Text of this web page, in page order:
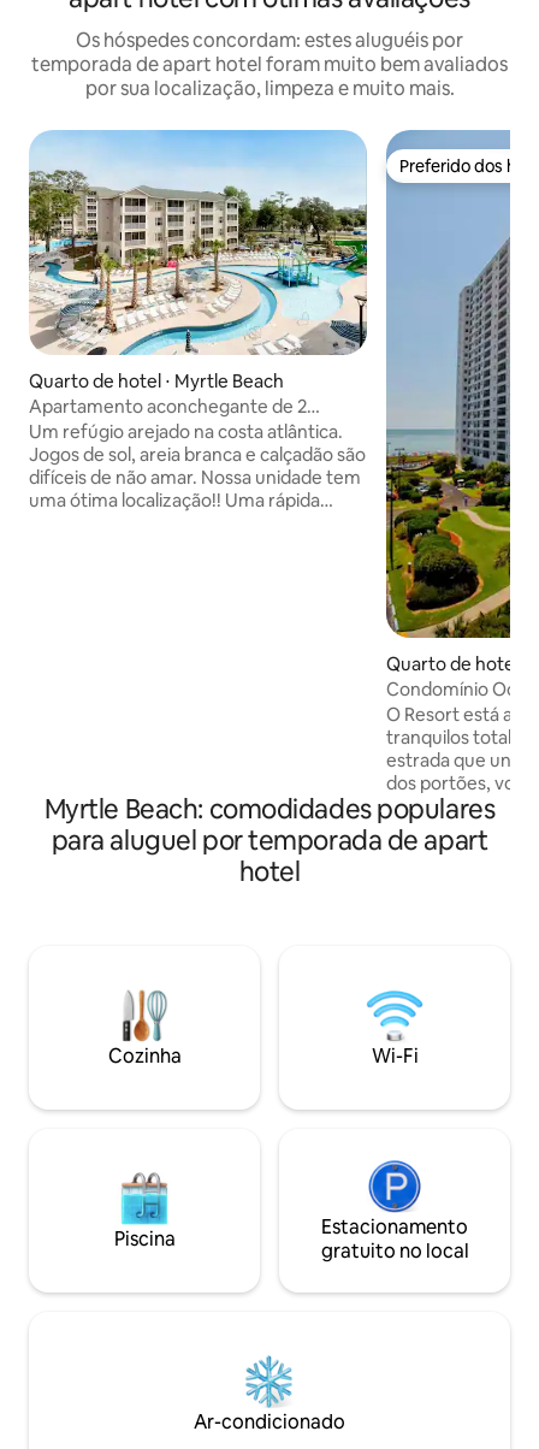
Os hóspedes concordam: estes aluguéis por
temporada de apart hotel foram muito bem avaliados
por sua localização, limpeza e muito mais.
Quarto de hotel ⋅ Myrtle Beach
Apartamento aconchegante de 2
quartos na encantadora Myrtle Beach
Um refúgio arejado na costa atlântica.
Jogos de sol, areia branca e calçadão são
difíceis de não amar. Nossa unidade tem
uma ótima localização!! Uma rápida
Preferido dos
Preferido dos
Quarto de hotel ⋅
es
Condomínio
O Resort está
tranquilos
estrada que une
dos portões,
das maravilhas à
preguiçoso, seis
casa), 4
turistas que
totalmente
Myrtle Beach: comodidades populares
para aluguel por temporada de apart
hotel
Cozinha Wi-Fi
Piscina
Estacionamento
gratuito no local
Ar-condicionado